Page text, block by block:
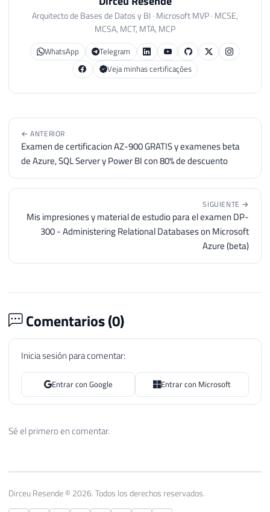
Arquitecto de Bases de Datos y BI · Microsoft MVP · MCSE,
MCSA, MCT, MTA, MCP
WhatsApp
Telegram
Veja minhas certificações
← ANTERIOR
Examen de certificacion AZ-900 GRATIS y examenes beta
de Azure, SQL Server y Power BI con 80% de descuento
SIGUIENTE →
Mis impresiones y material de estudio para el examen DP-
300 - Administering Relational Databases on Microsoft
Azure (beta)
Comentarios (0)
Inicia sesión para comentar:
Entrar con Google Entrar con Microsoft
Sé el primero en comentar.
Dirceu Resende © 2026. Todos los derechos reservados.